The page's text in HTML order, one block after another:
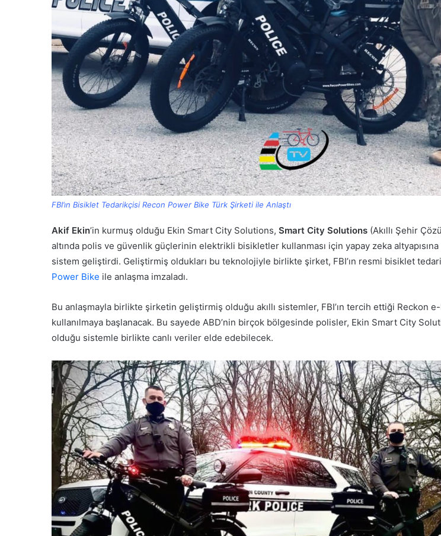
FBI’ın Bisiklet Tedarikçisi Recon Power Bike Türk Şirketi ile Anlaştı
Akif Ekin’in kurmuş olduğu Ekin Smart City Solutions, Smart City Solutions (Akıllı Şehir
altında polis ve güvenlik güçlerinin elektrikli bisikletler kullanması için yapay zeka altyapısına
sistem geliştirdi. Geliştirmiş oldukları bu teknolojiyle birlikte şirket, FBI’ın resmi bisiklet
Power Bike ile anlaşma imzaladı.
Bu anlaşmayla birlikte şirketin geliştirmiş olduğu akıllı sistemler, FBI’ın tercih ettiği Reckon
kullanılmaya başlanacak. Bu sayede ABD’nin birçok bölgesinde polisler, Ekin Smart City
olduğu sistemle birlikte canlı veriler elde edebilecek.